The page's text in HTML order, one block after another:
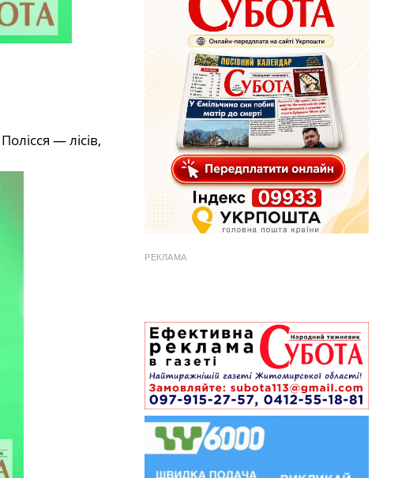
— лісів,
РЕКЛАМА